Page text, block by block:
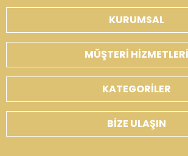
KURUMSAL
MÜŞTERİ HİZMETLERİ
KATEGORİLER
BİZE ULAŞIN